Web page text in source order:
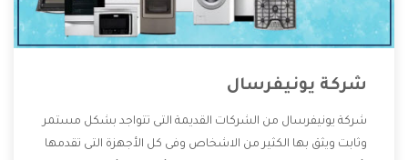
شركة يونيفرسال
شركة يونيفرسال من الشركات القديمة التى تتواجد بشكل مستمر
وثابت ويثق بها الكثير من الاشخاص وفى كل الأجهزة التى تقدمها